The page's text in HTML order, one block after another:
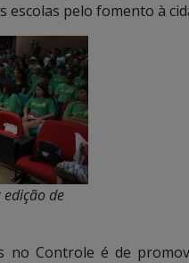
escolas pelo fomento à
de
no Controle é de